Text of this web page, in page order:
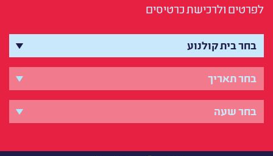
לפרטים ולרכישת כרטיסים